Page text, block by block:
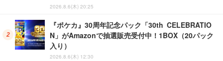
2026.8.6(木) 20:25
『ポケカ』30周年記念パック「30th CELEBRATIO
N」がAmazonで抽選販売受付中！1BOX（20パック
入り）
2026.8.6(木) 12:30